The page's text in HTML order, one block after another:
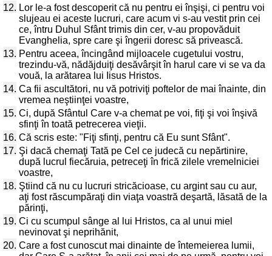
12. Lor le-a fost descoperit că nu pentru ei înşişi, ci pentru voi
slujeau ei aceste lucruri, care acum vi s-au vestit prin cei
ce, întru Duhul Sfânt trimis din cer, v-au propovăduit
Evanghelia, spre care şi îngerii doresc să privească.
13. Pentru aceea, încingând mijloacele cugetului vostru,
trezindu-vă, nădăjduiţi desăvârşit în harul care vi se va da
vouă, la arătarea lui Iisus Hristos.
14. Ca fii ascultători, nu vă potriviţi poftelor de mai înainte, din
vremea neştiinţei voastre,
15. Ci, după Sfântul Care v-a chemat pe voi, fiţi şi voi înşivă
sfinţi în toată petrecerea vieţii.
16. Că scris este: "Fiţi sfinţi, pentru că Eu sunt Sfânt".
17. Şi dacă chemaţi Tată pe Cel ce judecă cu nepărtinire,
după lucrul fiecăruia, petreceţi în frică zilele vremelniciei
voastre,
18. Ştiind că nu cu lucruri stricăcioase, cu argint sau cu aur,
aţi fost răscumpăraţi din viaţa voastră deşartă, lăsată de la
părinţi,
19. Ci cu scumpul sânge al lui Hristos, ca al unui miel
nevinovat şi neprihănit,
20. Care a fost cunoscut mai dinainte de întemeierea lumii,